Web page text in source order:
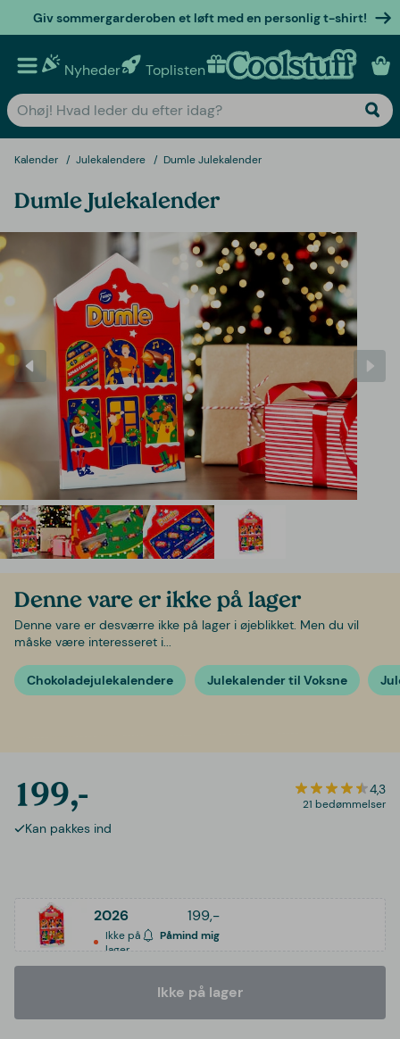
Giv sommergarderoben et løft med en personlig t-shirt!
Nyheder Toplisten Personlige gaver
Kalender Julekalendere Dumle Julekalender
Dumle Julekalender
Denne vare er ikke på lager
Denne vare er desværre ikke på lager i øjeblikket. Men du vil
måske være interesseret i...
Chokoladejulekalendere Julekalender til Voksne
199,- 4,3
21 bedømmelser
Kan pakkes ind
2026 199,-
Ikke på
lager
Påmind mig
Ikke på lager